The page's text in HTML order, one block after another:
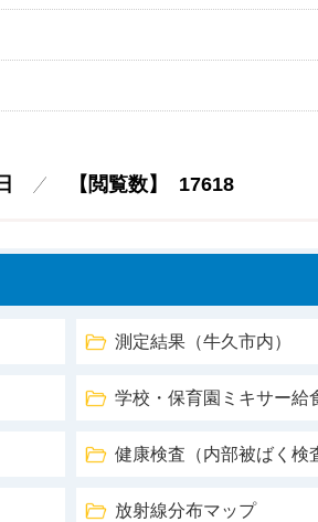
【閲覧数】 17618
測定結果（牛久市内）
学校・保育園ミキサー給
健康検査（内部被ばく検
放射線分布マップ